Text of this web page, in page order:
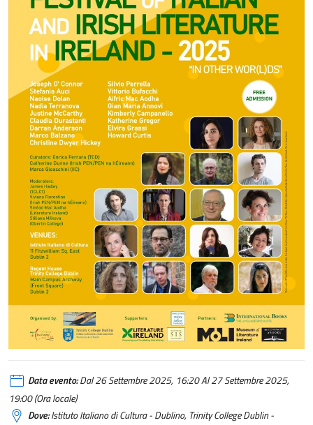
Data evento:Dal 26 Settembre 2025, 16:20 Al 27 Settembre 2025,
19:00 (Ora locale)
Dove:Istituto Italiano di Cultura - Dublino, Trinity College Dublin -